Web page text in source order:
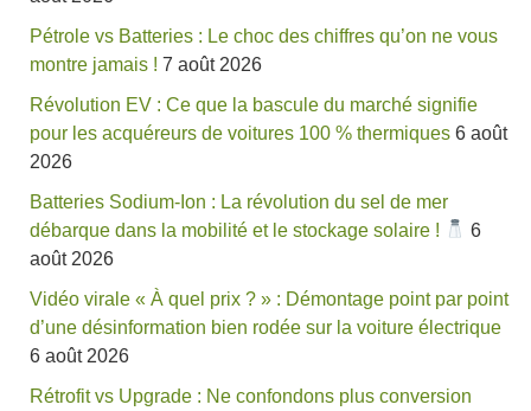
Pétrole vs Batteries : Le choc des chiffres qu’on ne vous
montre jamais ! 7 août 2026
Révolution EV : Ce que la bascule du marché signifie
pour les acquéreurs de voitures 100 % thermiques 6 août
2026
Batteries Sodium-Ion : La révolution du sel de mer
débarque dans la mobilité et le stockage solaire !
6
août 2026
Vidéo virale « À quel prix ? » : Démontage point par point
d’une désinformation bien rodée sur la voiture électrique
6 août 2026
Rétrofit vs Upgrade : Ne confondons plus conversion